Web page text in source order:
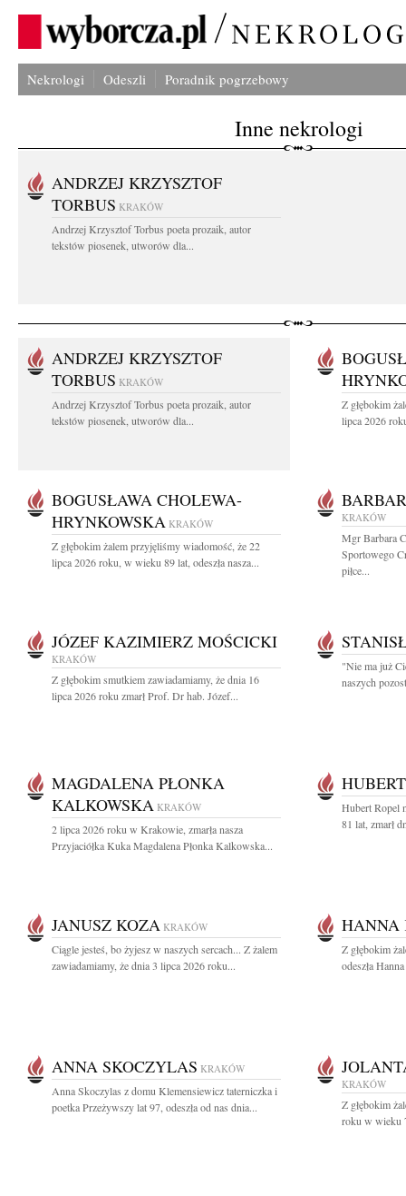
Nekrologi Odeszli Poradnik pogrzebowy
Inne nekrologi
ANDRZEJ KRZYSZTOF
TORBUS KRAKÓW
Andrzej Krzysztof Torbus poeta prozaik, autor
tekstów piosenek, utworów dla...
ANDRZEJ KRZYSZTOF
TORBUS KRAKÓW
Andrzej Krzysztof Torbus poeta prozaik, autor
tekstów piosenek, utworów dla...
Z głębokim
lipca 2026
BOGUSŁAWA CHOLEWA-
HRYNKOWSKA KRAKÓW
Z głębokim żalem przyjęliśmy wiadomość, że 22
lipca 2026 roku, w wieku 89 lat, odeszła nasza...
KRAKÓW
Mgr Barbara
Sportowego
piłce...
JÓZEF KAZIMIERZ MOŚCICKI
KRAKÓW
Z głębokim smutkiem zawiadamiamy, że dnia 16
lipca 2026 roku zmarł Prof. Dr hab. Józef...
"Nie ma już
naszych
MAGDALENA PŁONKA
KALKOWSKA KRAKÓW
2 lipca 2026 roku w Krakowie, zmarła nasza
Przyjaciółka Kuka Magdalena Płonka Kalkowska...
Hubert Ropel
81 lat, zmarł
JANUSZ KOZA KRAKÓW
Ciągle jesteś, bo żyjesz w naszych sercach... Z żalem
zawiadamiamy, że dnia 3 lipca 2026 roku...
HANNA
Z głębokim
odeszła
ANNA SKOCZYLAS KRAKÓW
Anna Skoczylas z domu Klemensiewicz taterniczka i
poetka Przeżywszy lat 97, odeszła od nas dnia...
KRAKÓW
Z głębokim
roku w wieku